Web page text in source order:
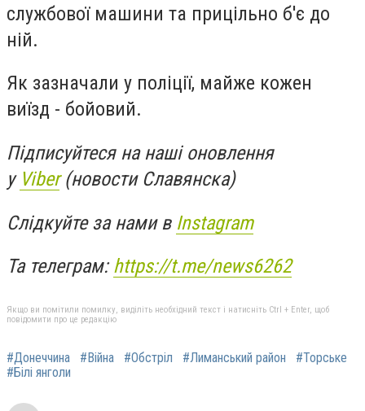
службової машини та прицільно б'є до
ній.
Як зазначали у поліції, майже кожен
виїзд - бойовий.
Підписуйтеся на наші оновлення
у Viber(новости Славянска)
Слідкуйте за нами в Instagram
Та телеграм:https://t.me/news6262
Якщо ви помітили помилку, виділіть необхідний текст і натисніть Ctrl + Enter, щоб
повідомити про це редакцію
#Донеччина #Війна #Обстріл #Лиманський район
#Торське
#Білі янголи